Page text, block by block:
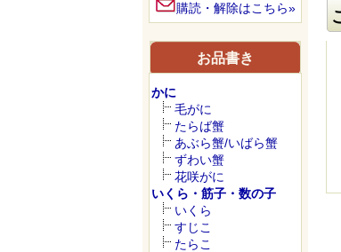
購読・解除はこちら»
お品書き
かに
毛がに
たらば蟹
あぶら蟹/いばら蟹
ずわい蟹
花咲がに
いくら・筋子・数の子
いくら
すじこ
たらこ